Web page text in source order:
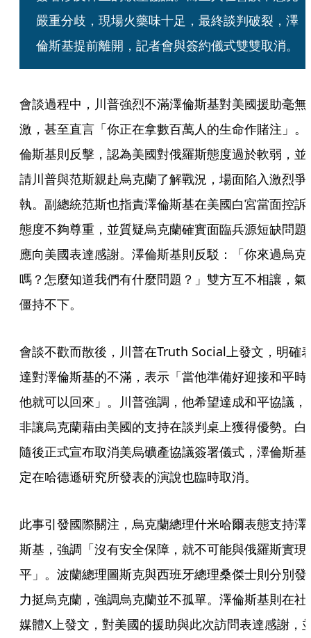
嚴重分歧，現場火藥味十足，最終談判破裂，澤
倫斯基提前離開，記者會與簽約儀式雙雙取消。
會談過程中，川普強烈不滿澤倫斯基對美國援助毫無
激，甚至直言「你正在拿數百萬人的生命作賭注」。
倫斯基則反擊，認為美國對俄羅斯態度過於軟弱，並
請川普與范斯親赴烏克蘭了解戰況，場面陷入激烈爭
執。副總統范斯也指責澤倫斯基在美國白宮當面控訴
態度不夠尊重，並質疑烏克蘭確實面臨兵源短缺問題
應向美國表達感謝。澤倫斯基則反駁：「你來過烏克
嗎？怎麼知道我們有什麼問題？」雙方互不相讓，氣
僵持不下。
會談不歡而散後，川普在Truth Social上發文，明確
達對澤倫斯基的不滿，表示「當他準備好迎接和平時
他就可以回來」。川普強調，他希望達成和平協議，
非讓烏克蘭藉由美國的支持在談判桌上獲得優勢。白
隨後正式宣布取消美烏礦產協議簽署儀式，澤倫斯基
定在哈德遜研究所發表的演說也臨時取消。
此事引發國際關注，烏克蘭總理什米哈爾表態支持澤
斯基，強調「沒有安全保障，就不可能與俄羅斯實現
平」。波蘭總理圖斯克與西班牙總理桑傑士則分別發
力挺烏克蘭，強調烏克蘭並不孤單。澤倫斯基則在社
媒體X上發文，對美國的援助與此次訪問表達感謝，